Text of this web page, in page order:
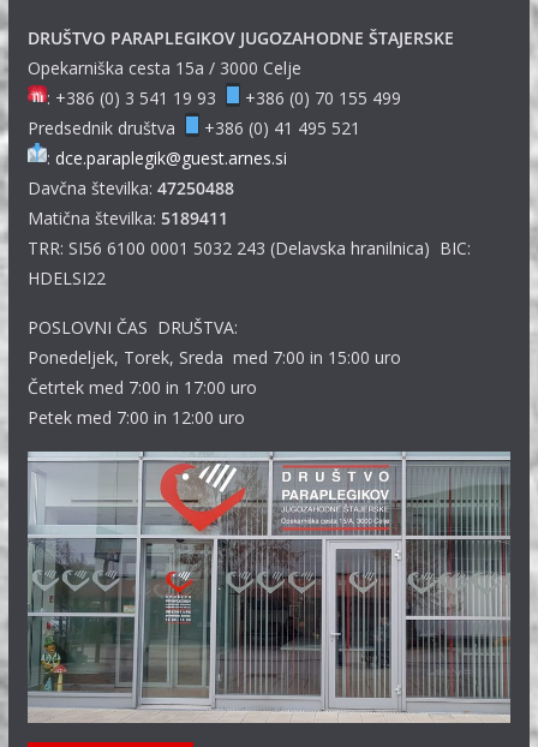
DRUŠTVO PARAPLEGIKOV JUGOZAHODNE ŠTAJERSKE
Opekarniška cesta 15a / 3000 Celje
: +386 (0) 3 541 19 93
+386 (0) 70 155 499
Predsednik društva
+386 (0) 41 495 521
: dce.paraplegik@guest.arnes.si
Davčna številka: 47250488
Matična številka: 5189411
TRR: SI56 6100 0001 5032 243 (Delavska hranilnica) BIC:
HDELSI22
POSLOVNI ČAS DRUŠTVA:
Ponedeljek, Torek, Sreda med 7:00 in 15:00 uro
Četrtek med 7:00 in 17:00 uro
Petek med 7:00 in 12:00 uro